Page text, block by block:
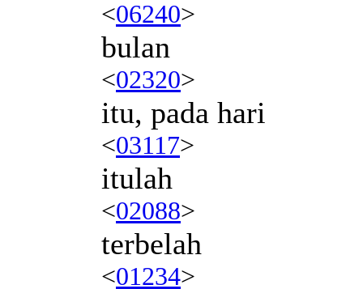
<06240>
bulan
<02320>
itu, pada hari
<03117>
itulah
<02088>
terbelah
<01234>